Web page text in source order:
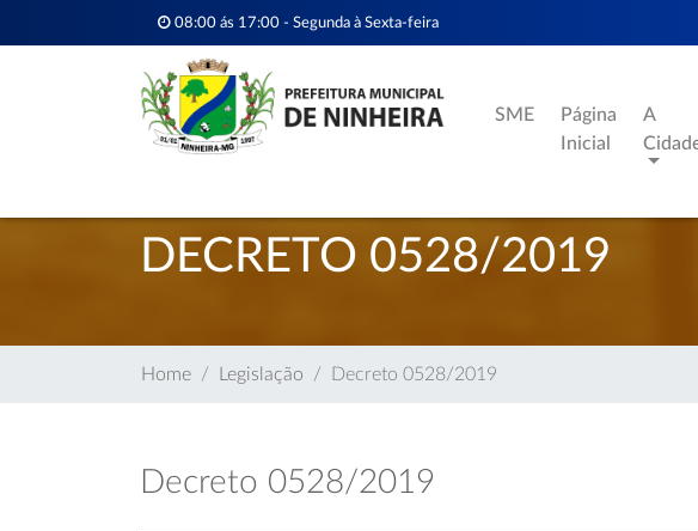
08:00 ás 17:00 - Segunda à Sexta-feira
SME
Página
Inicial
A
DECRETO 0528/2019
Home Legislação Decreto 0528/2019
Decreto 0528/2019